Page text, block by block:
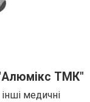
"Алюмікс ТМК"
медичні